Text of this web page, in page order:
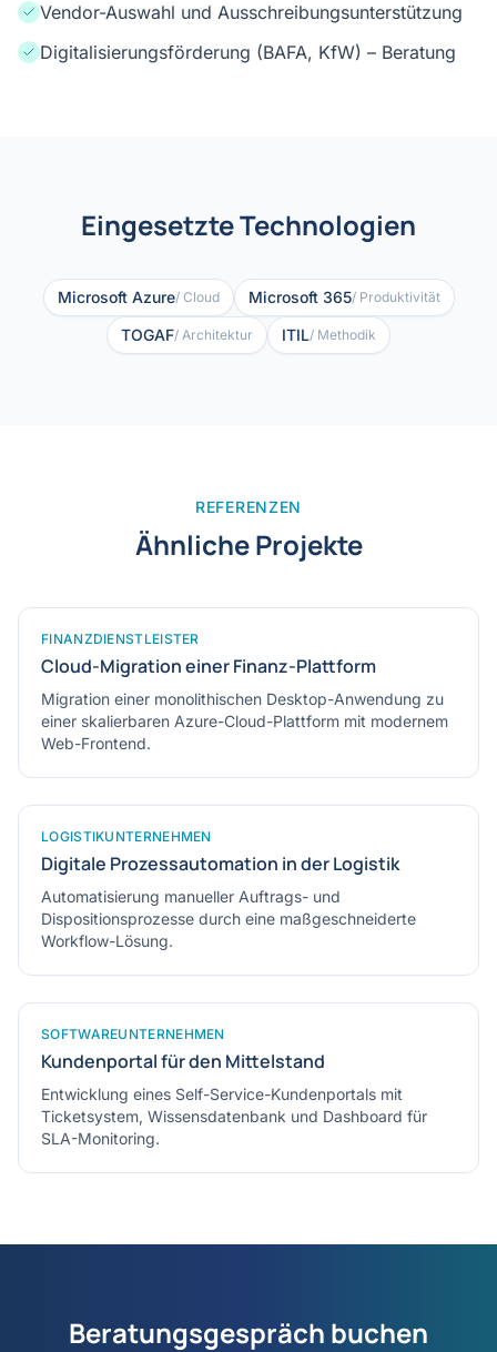
Vendor-Auswahl und Ausschreibungsunterstützung
Digitalisierungsförderung (BAFA, KfW) – Beratung
Eingesetzte Technologien
Microsoft Azure/ Cloud Microsoft 365/ Produktivität
TOGAF/ Architektur ITIL/ Methodik
REFERENZEN
Ähnliche Projekte
FINANZDIENSTLEISTER
Cloud-Migration einer Finanz-Plattform
Migration einer monolithischen Desktop-Anwendung zu
einer skalierbaren Azure-Cloud-Plattform mit modernem
Web-Frontend.
LOGISTIKUNTERNEHMEN
Digitale Prozessautomation in der Logistik
Automatisierung manueller Auftrags- und
Dispositionsprozesse durch eine maßgeschneiderte
Workflow-Lösung.
SOFTWAREUNTERNEHMEN
Kundenportal für den Mittelstand
Entwicklung eines Self-Service-Kundenportals mit
Ticketsystem, Wissensdatenbank und Dashboard für
SLA-Monitoring.
Beratungsgespräch buchen